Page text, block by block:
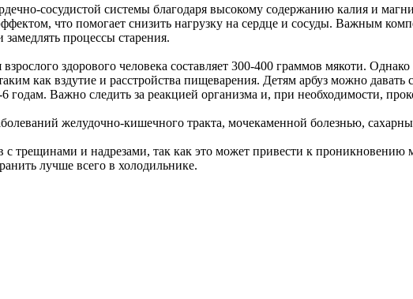
сосудистой системы благодаря высокому содержанию калия и
что помогает снизить нагрузку на сердце и сосуды. Важным
процессы старения.
здорового человека составляет 300-400 граммов мякоти. Однако
как вздутие и расстройства пищеварения. Детям арбуз можно давать
Важно следить за реакцией организма и, при необходимости,
желудочно-кишечного тракта, мочекаменной болезнью,
с трещинами и надрезами, так как это может привести к
лучше всего в холодильнике.